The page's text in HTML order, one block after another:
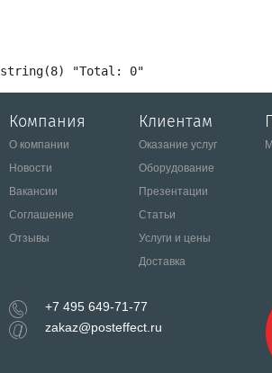
Компания
О компании
Новости
Вакансии
Соглашение
Отзывы
Клиентам
Оказание услуг
Оборудование
Презентации
Статьи
Услуги и цены
Доставка
+7 495 649-71-77
zakaz@posteffect.ru